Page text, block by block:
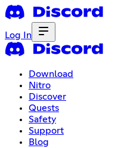
Log In
Download
Nitro
Discover
Quests
Safety
Support
Blog